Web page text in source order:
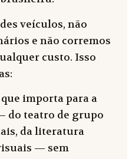
veículos, não
e não corremos
custo. Isso
importa para a
do teatro de grupo
da literatura
— sem